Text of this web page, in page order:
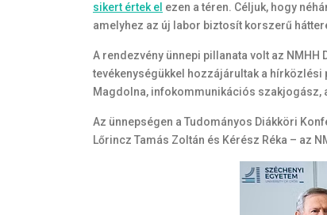
sikert értek el ezen a téren. Céljuk, hogy
amelyhez az új labor biztosít korszerű
A rendezvény ünnepi pillanata volt az
tevékenységükkel hozzájárultak a
Magdolna, infokommunikációs szakjogász,
Az ünnepségen a Tudományos Diákköri
Lőrincz Tamás Zoltán és Kérész Réka – az